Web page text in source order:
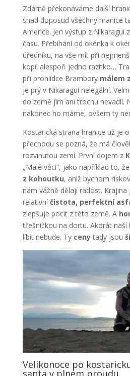
Zdárně překonáváme další
snad doposud všechny hranice
Americe. Jen výstup z Nikaragui
času. Přebíhání od okénka k
úředníku, na vše mít při
kopii alespoň jedno razítko…
při prohlídce Brambory málem
je prý v Nikaragui nelegální.
do země jim ani trochu nevadil.
nakonec ho máme, ovšem ty
Kostarická strana hranice už je
přechodu se pozná, že má
rozvinutou zemí. První dojem z
„Malé věci“, jako například to,
z kohoutku, aniž bychom
nám vážně dělají radost. Krajina
relativníčistota, perfektní
zlepšuje pocit z této země. A
třešničkou na dortu. Akorát naší
líbit nebude. Ty cenytady jsou
Velikonoce po
santa v plném proudu